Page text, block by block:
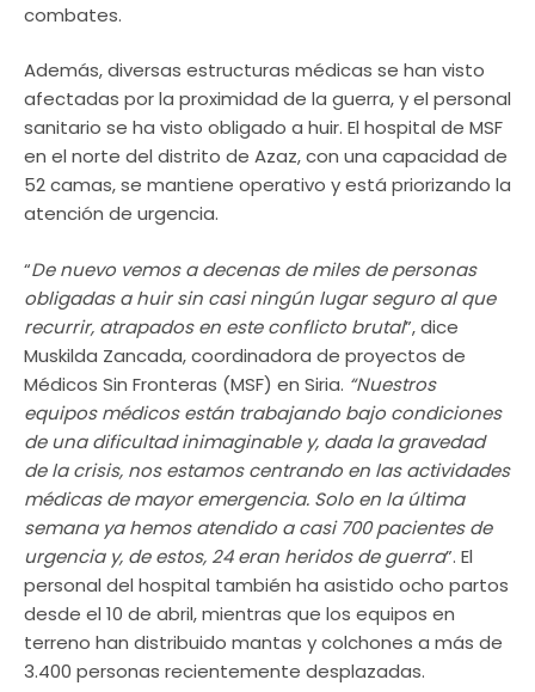
combates.
Además, diversas estructuras médicas se han visto
afectadas por la proximidad de la guerra, y el personal
sanitario se ha visto obligado a huir. El hospital de MSF
en el norte del distrito de Azaz, con una capacidad de
52 camas, se mantiene operativo y está priorizando la
atención de urgencia.
“De nuevo vemos a decenas de miles de personas
obligadas a huir sin casi ningún lugar seguro al que
recurrir, atrapados en este conflicto brutal”, dice
Muskilda Zancada, coordinadora de proyectos de
Médicos Sin Fronteras (MSF) en Siria. “Nuestros
equipos médicos están trabajando bajo condiciones
de una dificultad inimaginable y, dada la gravedad
de la crisis, nos estamos centrando en las actividades
médicas de mayor emergencia. Solo en la última
semana ya hemos atendido a casi 700 pacientes de
urgencia y, de estos, 24 eran heridos de guerra”. El
personal del hospital también ha asistido ocho partos
desde el 10 de abril, mientras que los equipos en
terreno han distribuido mantas y colchones a más de
3.400 personas recientemente desplazadas.